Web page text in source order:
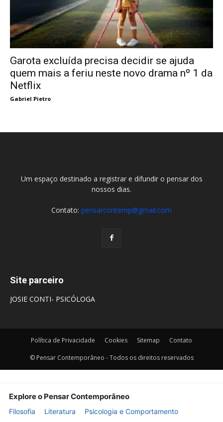
Garota excluída precisa decidir se ajuda
quem mais a feriu neste novo drama nº 1 da
Netflix
Gabriel Pietro
Um espaço destinado a registrar e difundir o pensar dos
nossos dias.
Contato: pensarcontemp@gmail.com
Site parceiro
JOSIE CONTI- PSICÓLOGA
Política de Privacidade Cookies Sitemap Contato
© Pensar Contemporâneo - Todos os direitos reservados
Explore o Pensar Contemporâneo
Filosofia Literatura
Psicologia e Comportamento